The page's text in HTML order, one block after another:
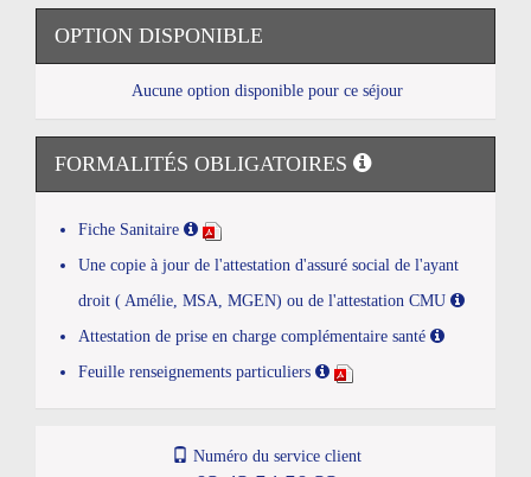
OPTION DISPONIBLE
Aucune option disponible pour ce séjour
FORMALITÉS OBLIGATOIRES
Fiche Sanitaire
Une copie à jour de l'attestation d'assuré social de l'ayant
droit ( Amélie, MSA, MGEN) ou de l'attestation CMU
Attestation de prise en charge complémentaire santé
Feuille renseignements particuliers
Numéro du service client